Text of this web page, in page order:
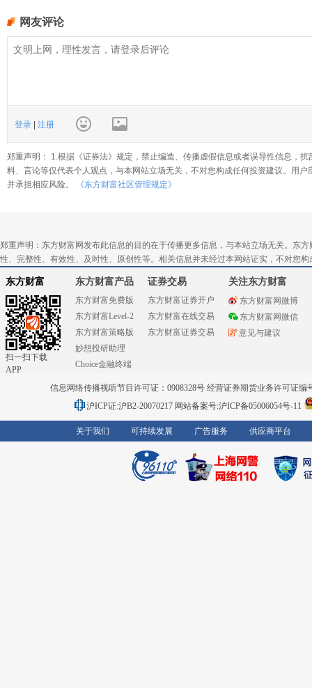
网友评论
登录 注册
郑重声明： 1.根据《证券法》规定，禁止编造、传播虚假信息或者误导性信息，
料、言论等仅代表个人观点，与本网站立场无关，不对您构成任何投资建议。用
并承担相应风险。
《东方财富社区管理规定》
郑重声明：东方财富网发布此信息的目的在于传播更多信息，与本站立场无关。东
性、完整性、有效性、及时性、原创性等。相关信息并未经过本网站证实，不对您
东方财富
扫一扫下载
APP
东方财富产品
东方财富免费版
东方财富Level-2
东方财富策略版
妙想投研助理
Choice金融终端
证券交易
东方财富证券开户
东方财富在线交易
东方财富证券交易
关注东方财富
东方财富网微博
东方财富网微信
意见与建议
信息网络传播视听节目许可证：0908328号 经营证券期货业务许可证编
沪ICP证:沪B2-20070217 网站备案号:沪ICP备05006054号-11
关于我们 可持续发展 广告服务 供应商平台